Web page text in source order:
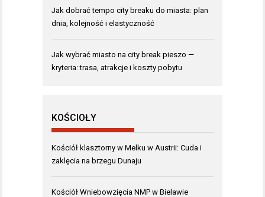
Jak dobrać tempo city breaku do miasta: plan
dnia, kolejność i elastyczność
Jak wybrać miasto na city break pieszo —
kryteria: trasa, atrakcje i koszty pobytu
KOŚCIOŁY
Kościół klasztorny w Melku w Austrii: Cuda i
zaklęcia na brzegu Dunaju
Kościół Wniebowzięcia NMP w Bielawie